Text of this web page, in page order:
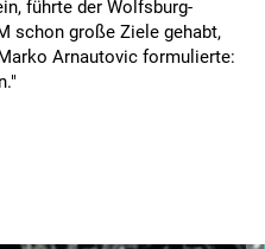
führte der Wolfsburg-
schon große Ziele gehabt,
Arnautovic formulierte: